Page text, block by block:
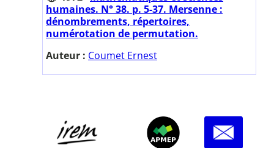
humaines. N° 38. p. 5-37. Mersenne :
dénombrements, répertoires,
numérotation de permutation.
Auteur : Coumet Ernest